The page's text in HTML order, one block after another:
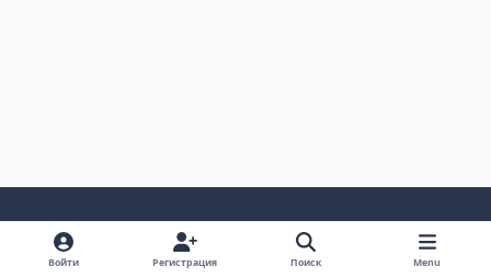
Светлый Режим
Темный РежимНастройка Системы
Войти Регистрация Поиск Menu